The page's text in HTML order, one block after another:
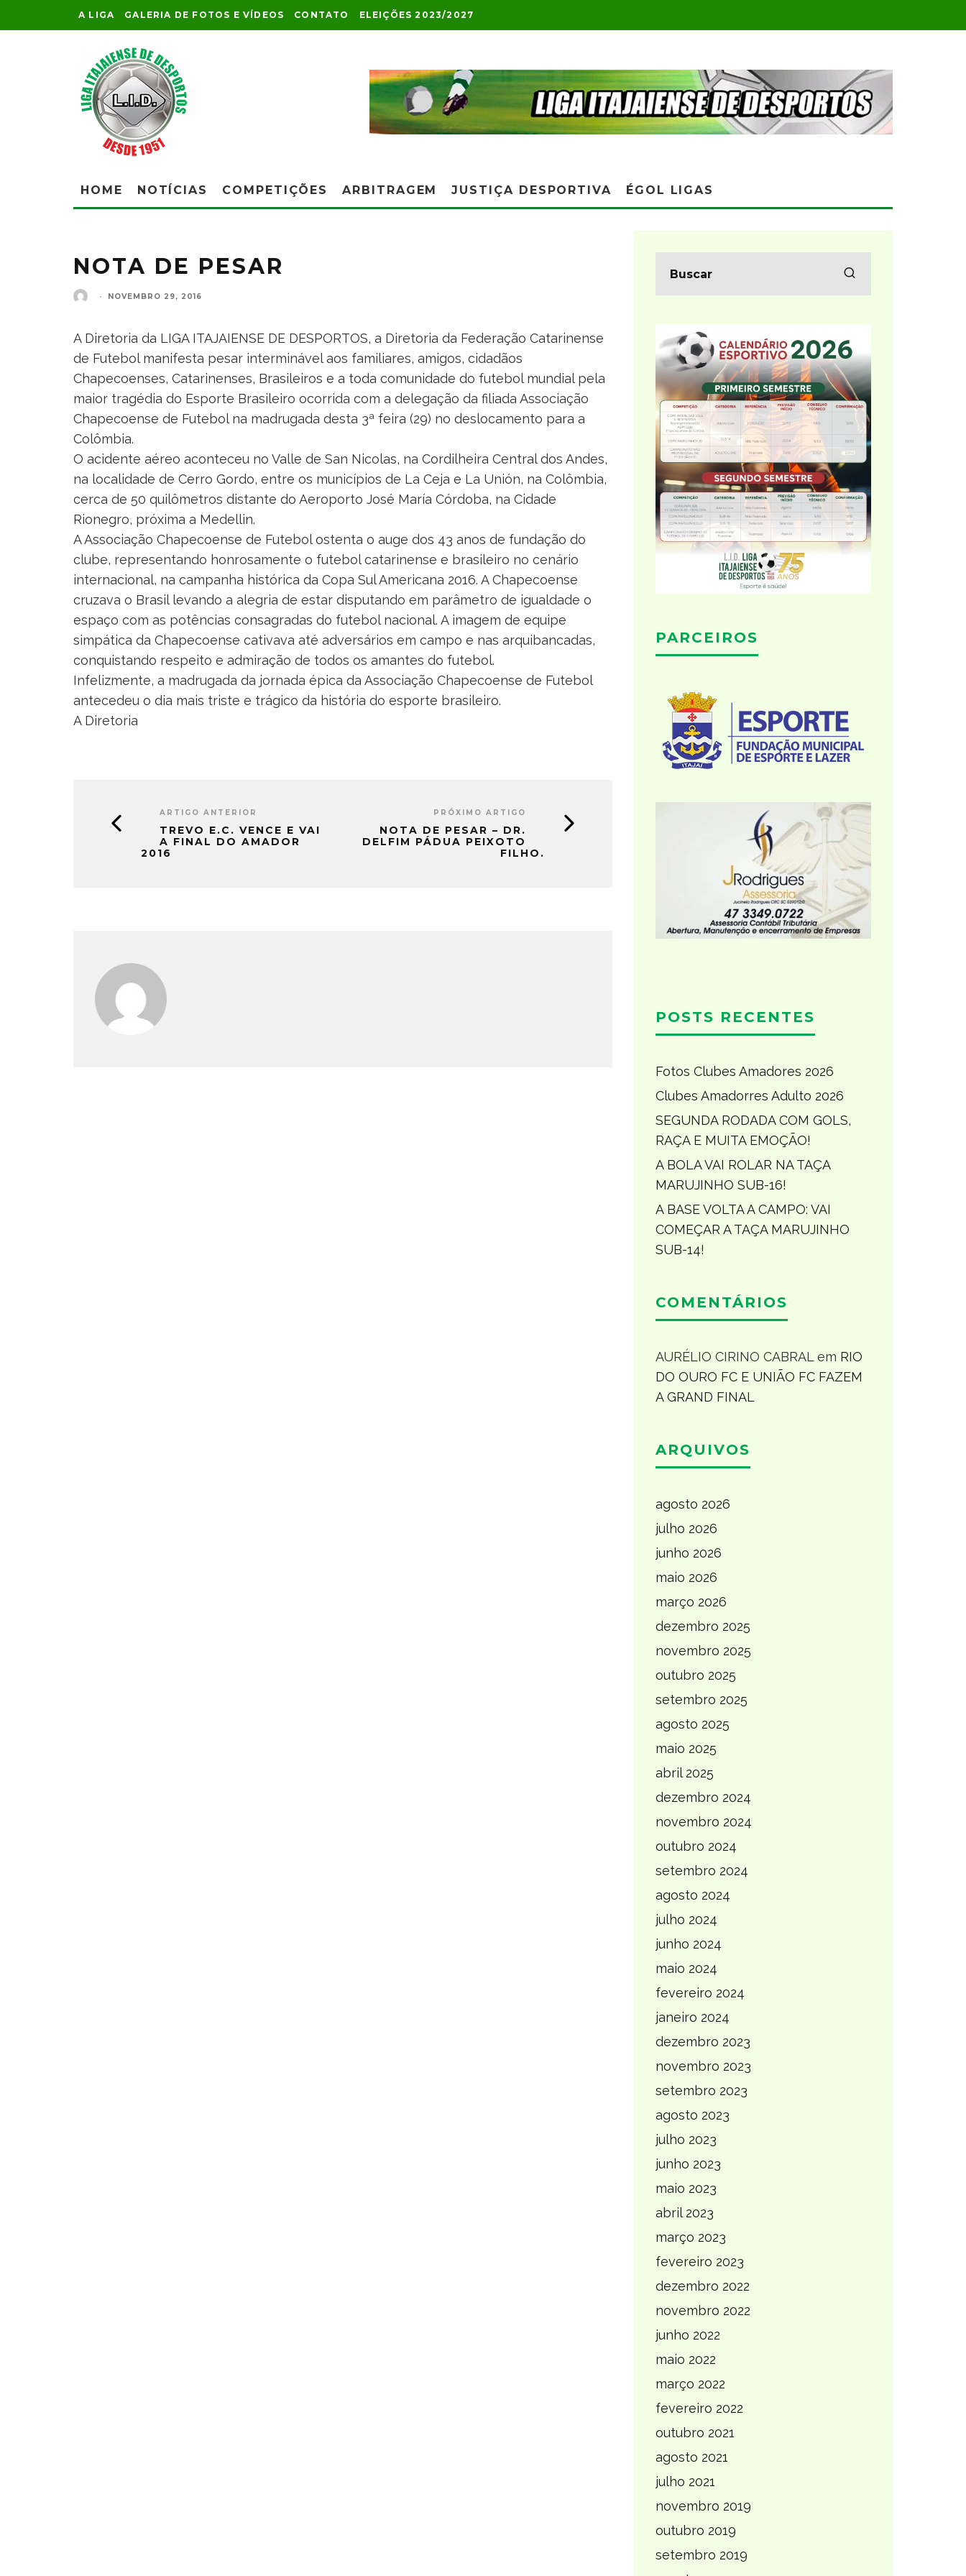
A LIGA GALERIA DE FOTOS E VÍDEOS CONTATO ELEIÇÕES 2023/2027
HOME NOTÍCIAS COMPETIÇÕES ARBITRAGEM JUSTIÇA DESPORTIVA ÉGOL LIGAS
NOTA DE PESAR
· NOVEMBRO 29, 2016
A Diretoria da LIGA ITAJAIENSE DE DESPORTOS, a Diretoria da Federação Catarinense
de Futebol manifesta pesar interminável aos familiares, amigos, cidadãos
Chapecoenses, Catarinenses, Brasileiros e a toda comunidade do futebol mundial pela
maior tragédia do Esporte Brasileiro ocorrida com a delegação da filiada Associação
Chapecoense de Futebol na madrugada desta 3ª feira (29) no deslocamento para a
Colômbia.
O acidente aéreo aconteceu no Valle de San Nicolas, na Cordilheira Central dos Andes,
na localidade de Cerro Gordo, entre os municípios de La Ceja e La Unión, na Colômbia,
cerca de 50 quilômetros distante do Aeroporto José María Córdoba, na Cidade
Rionegro, próxima a Medellin.
A Associação Chapecoense de Futebol ostenta o auge dos 43 anos de fundação do
clube, representando honrosamente o futebol catarinense e brasileiro no cenário
internacional, na campanha histórica da Copa Sul Americana 2016. A Chapecoense
cruzava o Brasil levando a alegria de estar disputando em parâmetro de igualdade o
espaço com as potências consagradas do futebol nacional. A imagem de equipe
simpática da Chapecoense cativava até adversários em campo e nas arquibancadas,
conquistando respeito e admiração de todos os amantes do futebol.
Infelizmente, a madrugada da jornada épica da Associação Chapecoense de Futebol
antecedeu o dia mais triste e trágico da história do esporte brasileiro.
A Diretoria
ARTIGO ANTERIOR
TREVO E.C. VENCE E VAI
A FINAL DO AMADOR
2016
PRÓXIMO ARTIGO
NOTA DE PESAR – DR.
DELFIM PÁDUA PEIXOTO
FILHO.
PARCEIROS
POSTS RECENTES
Fotos Clubes Amadores 2026
Clubes Amadorres Adulto 2026
SEGUNDA RODADA COM GOLS,
RAÇA E MUITA EMOÇÃO!
A BOLA VAI ROLAR NA TAÇA
MARUJINHO SUB-16!
A BASE VOLTA A CAMPO: VAI
COMEÇAR A TAÇA MARUJINHO
SUB-14!
COMENTÁRIOS
AURÉLIO CIRINO CABRAL em RIO
DO OURO FC E UNIÃO FC FAZEM
A GRAND FINAL
ARQUIVOS
agosto 2026
julho 2026
junho 2026
maio 2026
março 2026
dezembro 2025
novembro 2025
outubro 2025
setembro 2025
agosto 2025
maio 2025
abril 2025
dezembro 2024
novembro 2024
outubro 2024
setembro 2024
agosto 2024
julho 2024
junho 2024
maio 2024
fevereiro 2024
janeiro 2024
dezembro 2023
novembro 2023
setembro 2023
agosto 2023
julho 2023
junho 2023
maio 2023
abril 2023
março 2023
fevereiro 2023
dezembro 2022
novembro 2022
junho 2022
maio 2022
março 2022
fevereiro 2022
outubro 2021
agosto 2021
julho 2021
novembro 2019
outubro 2019
setembro 2019